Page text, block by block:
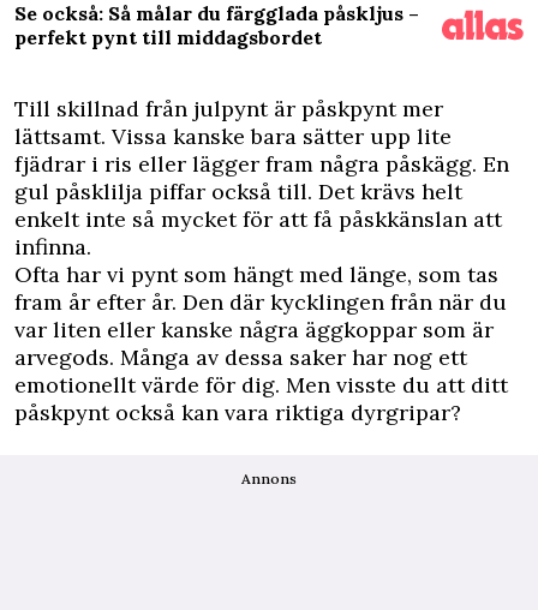
Se också: Så målar du färgglada påskljus –
perfekt pynt till middagsbordet
Till skillnad från julpynt är påskpynt mer
lättsamt. Vissa kanske bara sätter upp lite
fjädrar i ris eller lägger fram några påskägg. En
gul påsklilja piffar också till. Det krävs helt
enkelt inte så mycket för att få påskkänslan att
infinna.
Ofta har vi pynt som hängt med länge, som tas
fram år efter år. Den där kycklingen från när du
var liten eller kanske några äggkoppar som är
arvegods. Många av dessa saker har nog ett
emotionellt värde för dig. Men visste du att ditt
påskpynt också kan vara riktiga dyrgripar?
Annons